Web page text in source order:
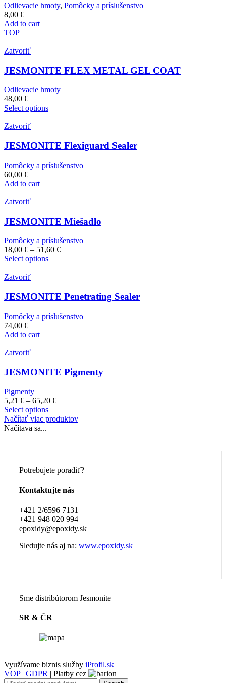
Odlievacie hmoty, Pomôcky a príslušenstvo
8,00 €
Add to cart
TOP
Zatvoriť
JESMONITE FLEX METAL GEL COAT
Odlievacie hmoty
48,00 €
Select options
Zatvoriť
JESMONITE Flexiguard Sealer
Pomôcky a príslušenstvo
60,00 €
Add to cart
Zatvoriť
JESMONITE Miešadlo
Pomôcky a príslušenstvo
18,00 € – 51,60 €
Select options
Zatvoriť
JESMONITE Penetrating Sealer
Pomôcky a príslušenstvo
74,00 €
Add to cart
Zatvoriť
JESMONITE Pigmenty
Pigmenty
5,21 € – 65,20 €
Select options
Načítať viac produktov
Načítava sa...
Potrebujete poradiť?
Kontaktujte nás
+421 2/6596 7131
+421 948 020 994
epoxidy@epoxidy.sk
Sledujte nás aj na: www.epoxidy.sk
Sme distribútorom Jesmonite
SR & ČR
Využívame biznis služby iProfil.sk
VOP| GDPR | Platby cez